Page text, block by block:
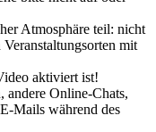
Atmosphäre teil: nicht
mit
aktiviert ist!
andere Online-Chats,
Mails während des